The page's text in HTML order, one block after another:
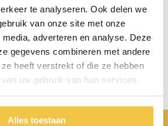
te analyseren. Ook delen we
van onze site met onze
adverteren en analyse. Deze
gegevens combineren met andere
heeft verstrekt of die ze hebben
uw gebruik van hun services.
Alles toestaan
advies
chat